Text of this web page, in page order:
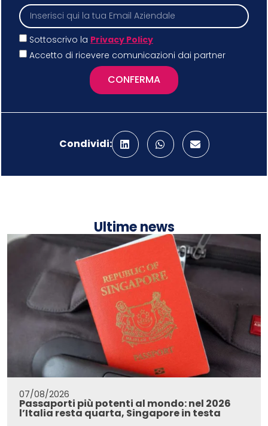
Sottoscrivo la Privacy Policy
Accetto di ricevere comunicazioni dai partner
CONFERMA
Condividi:
Ultime news
07/08/2026
Passaporti più potenti al mondo: nel 2026
l’Italia resta quarta, Singapore in testa